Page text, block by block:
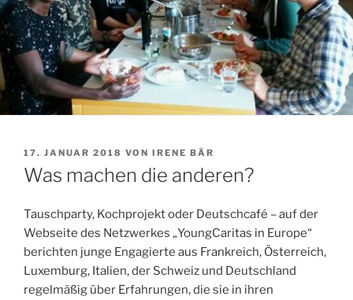
VERÖFFENTLICHT
AM
17. JANUAR 2018 VON IRENE BÄR
Was machen die anderen?
Tauschparty, Kochprojekt oder Deutschcafé – auf der
Webseite des Netzwerkes „YoungCaritas in Europe“
berichten junge Engagierte aus Frankreich, Österreich,
Luxemburg, Italien, der Schweiz und Deutschland
regelmäßig über Erfahrungen, die sie in ihren